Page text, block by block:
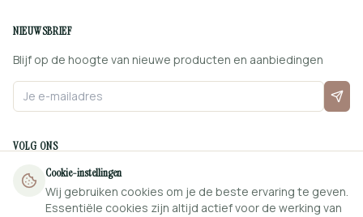
NIEUWSBRIEF
Blijf op de hoogte van nieuwe producten en aanbiedingen
VOLG ONS
Cookie-instellingen
Wij gebruiken cookies om je de beste ervaring te geven.
Essentiële cookies zijn altijd actief voor de werking van